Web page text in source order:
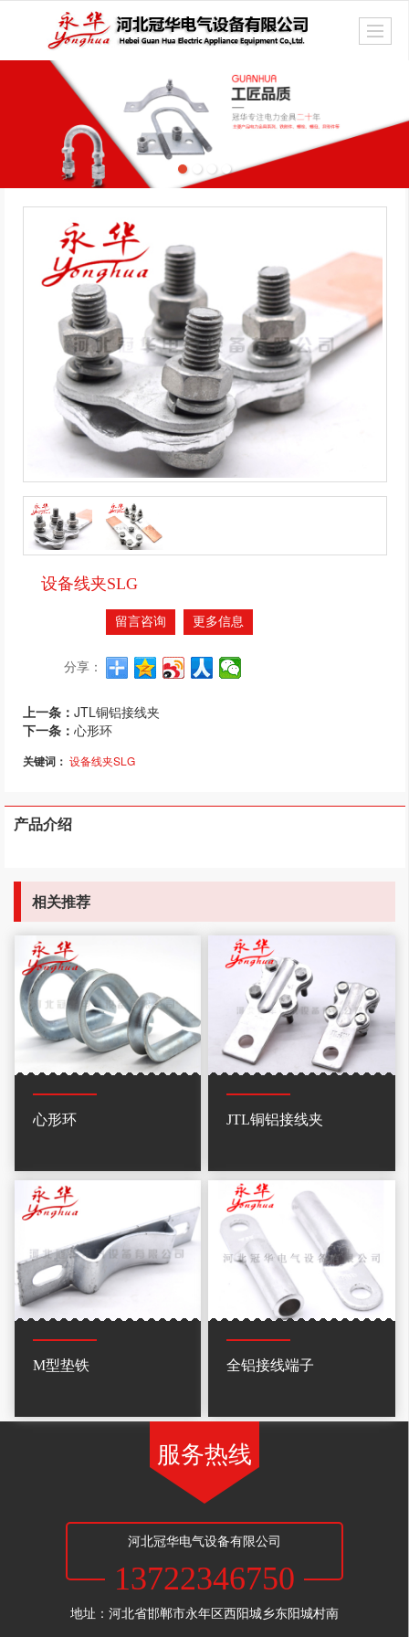
很遗憾，因您的浏览器版本过低导致无法获得最佳浏览体验，推荐下载安装谷歌浏览器！
设备线夹SLG
留言咨询 更多信息
分享：
上一条： JTL铜铝接线夹
下一条： 心形环
关键词： 设备线夹SLG
产品介绍
相关推荐
心形环 JTL铜铝接线夹
M型垫铁 全铝接线端子
服务热线
河北冠华电气设备有限公司
13722346750
地址：河北省邯郸市永年区西阳城乡东阳城村南